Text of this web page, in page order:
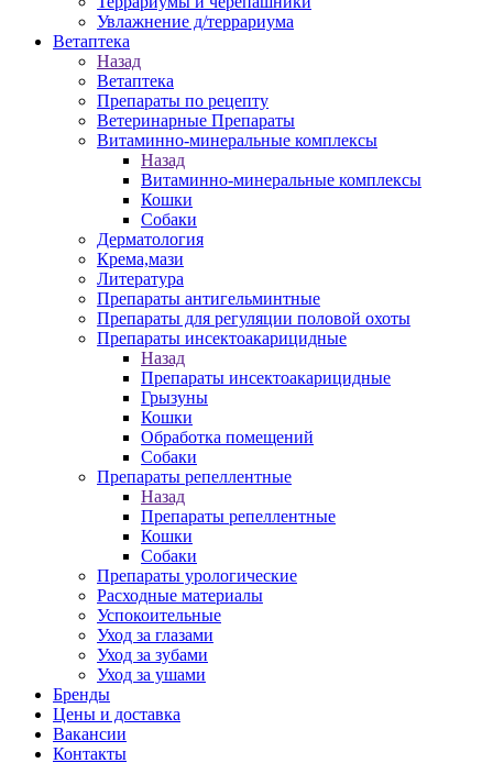
Увлажнение д/террариума
Ветаптека
Назад
Ветаптека
Препараты по рецепту
Ветеринарные Препараты
Витаминно-минеральные комплексы
Назад
Витаминно-минеральные комплексы
Кошки
Собаки
Дерматология
Крема,мази
Литература
Препараты антигельминтные
Препараты для регуляции половой охоты
Препараты инсектоакарицидные
Назад
Препараты инсектоакарицидные
Грызуны
Кошки
Обработка помещений
Собаки
Препараты репеллентные
Назад
Препараты репеллентные
Кошки
Собаки
Препараты урологические
Расходные материалы
Успокоительные
Уход за глазами
Уход за зубами
Уход за ушами
Бренды
Цены и доставка
Вакансии
Контакты